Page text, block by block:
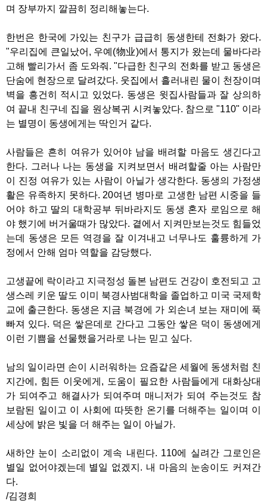
며 장부까지 깔끔히 정리해놓는다.
한번은 한국에 가있는 친구가 급급히 동생한테 전화가 왔다.
"우리집에 큰일났어, 우예(物业)에서 통지가 왔는데 물바다라
고해 빨리가서 좀 도와줘. "다급한 친구의 전화를 받고 동생은
단숨에 현장으로 달려갔다. 웃집에서 흘러내린 물이 천장이며
벽을 흥건히 적시고 있었다. 동생은 윗집사람들과 잘 상의하
여 끝내 친구네 집을 원상복귀 시켜놓았다. 참으로 "110" 이라
는 별명이 동생에게는 딱인거 같다.
사람들은 흔히 여유가 있어야 남을 배려할 마음도 생긴다고
한다. 그러나 나는 동생을 지켜보면서 배려할줄 아는 사람만
이 진정 여유가 있는 사람이 아닐가 생각한다. 동생의 가정생
활은 유족하지 못하다. 20여년 병마로 고생한 남편 시중을 들
어야 하고 딸의 대학공부 뒤바라지도 동생 혼자 로임으로 해
야 했기에 버거울때가 많았다. 곁에서 지켜만보는것도 힘들었
는데 동생은 모든 역경을 잘 이겨내고 너무나도 훌륭하게 가
정에서 안해 엄마 역할을 감당했다.
고생끝에 락이라고 지극정성 돌본 남편도 건강이 호전되고 고
생스레 키운 딸도 이미 북경사범대학을 졸업하고 미국 국제학
교에 출근한다. 동생은 지금 북경에 가 외손녀 보는 재미에 푹
빠져 있다. 덕은 쌓은데로 간다고 그동안 쌓은 덕이 동생에게
이런 기쁨을 선물했을거라로 나는 믿고 싶다.
남의 일이라면 손이 시러워하는 요즘같은 세월에 동생처럼 친
지간에, 힘든 이웃에게, 도움이 필요한 사람들에게 대화상대
가 되여주고 해결사가 되여주며 매니저가 되여 주는것도 참
보람된 일이고 이 사회에 따뜻한 온기를 더해주는 일이며 이
세상에 밝은 빛을 더 해주는 일이 아닐가.
새하얀 눈이 소리없이 계속 내린다. 110에 실려간 그로인은
별일 없어야겠는데 별일 없겠지. 내 마음의 눈송이도 커져간
다.
/김경희